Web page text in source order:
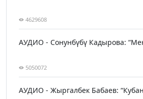
4629608
АУДИО - Сонунбүбү Кадырова:
5050072
АУДИО - Жыргалбек Бабаев: